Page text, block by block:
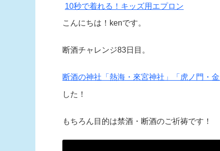
10秒で着れる！キッズ用エプロン
こんにちは！kenです。
断酒チャレンジ83日目。
断酒の神社「熱海・來宮神社」「虎ノ門・
した！
もちろん目的は禁酒・断酒のご祈祷です！